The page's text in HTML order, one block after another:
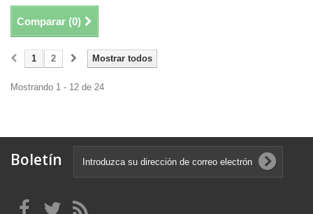
Comparar (0)
Mostrar todos
1 2
Mostrando 1 - 12 de 24
Boletín